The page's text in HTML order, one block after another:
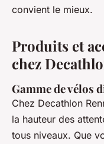
convient le mieux.
Produits et
chez
Gamme de vélos
Chez Decathlon
la hauteur des
tous niveaux. Que